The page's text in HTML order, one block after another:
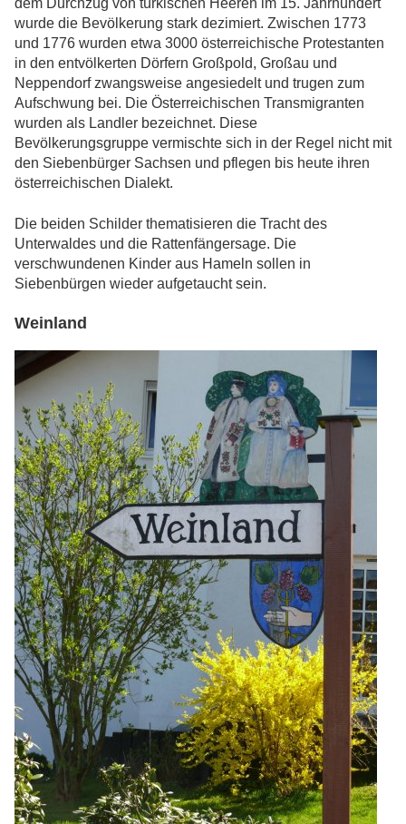
dem Durchzug von türkischen Heeren im 15. Jahrhundert
wurde die Bevölkerung stark dezimiert. Zwischen 1773
und 1776 wurden etwa 3000 österreichische Protestanten
in den entvölkerten Dörfern Großpold, Großau und
Neppendorf zwangsweise angesiedelt und trugen zum
Aufschwung bei. Die Österreichischen Transmigranten
wurden als Landler bezeichnet. Diese
Bevölkerungsgruppe vermischte sich in der Regel nicht mit
den Siebenbürger Sachsen und pflegen bis heute ihren
österreichischen Dialekt.
Die beiden Schilder thematisieren die Tracht des
Unterwaldes und die Rattenfängersage. Die
verschwundenen Kinder aus Hameln sollen in
Siebenbürgen wieder aufgetaucht sein.
Weinland